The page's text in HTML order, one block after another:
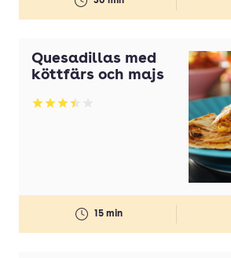
Quesadillas med
köttfärs och majs
Betyg: 3.4 av 5
15 min